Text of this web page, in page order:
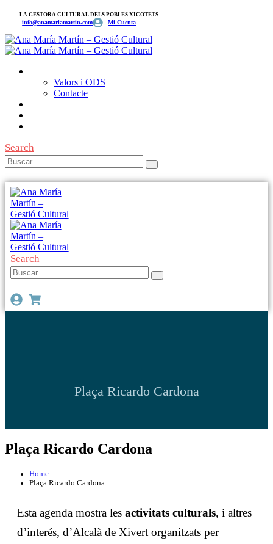
LA GESTORA CULTURAL DELS POBLES XICOTETS
info@anamariamartin.com Mi Cuenta
Valors i ODS
Contacte
Search
Search
Plaça Ricardo Cardona
Plaça Ricardo Cardona
Home
Plaça Ricardo Cardona
Esta agenda mostra les activitats culturals, i altres
d’interés, d’Alcalà de Xivert organitzats per